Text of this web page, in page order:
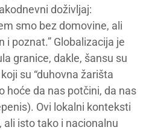
doživljaj:
smo bez domovine, ali
i poznat.” Globalizacija je
granice, dakle, šansu su
su “duhovna žarišta
hoće da nas potčini, da nas
Ovi lokalni konteksti
isto tako i nacionalnu